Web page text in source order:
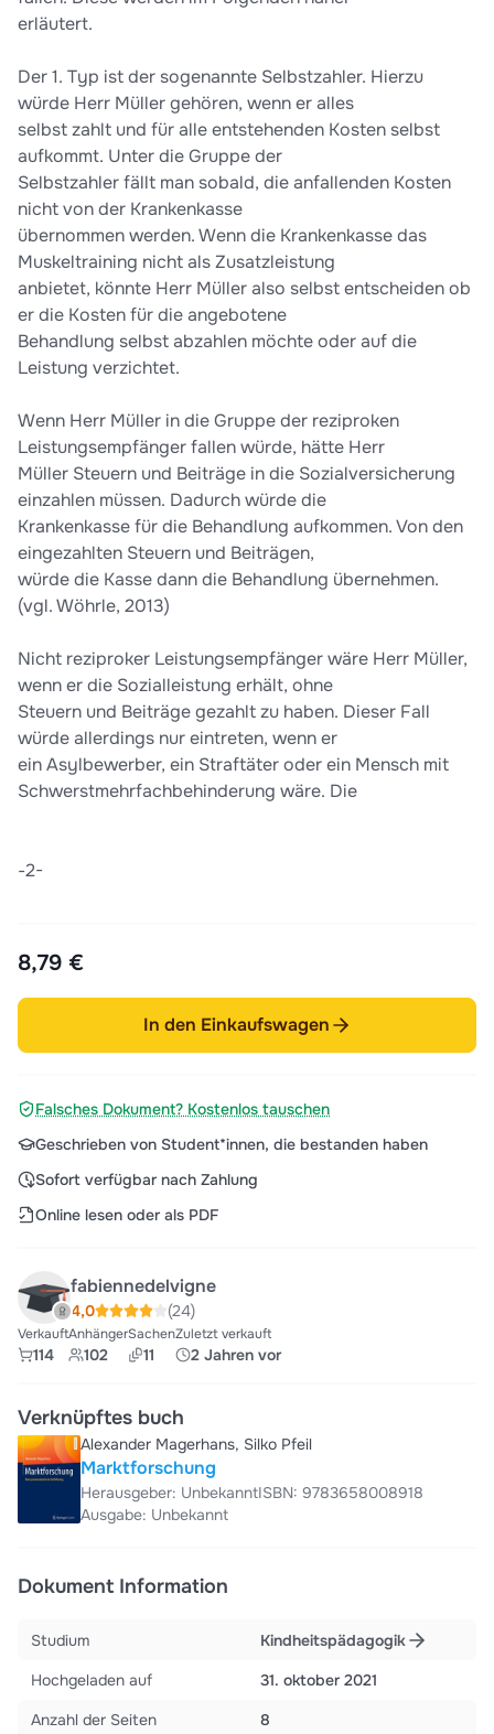
erläutert.
Der 1. Typ ist der sogenannte Selbstzahler. Hierzu
würde Herr Müller gehören, wenn er alles
selbst zahlt und für alle entstehenden Kosten selbst
aufkommt. Unter die Gruppe der
Selbstzahler fällt man sobald, die anfallenden Kosten
nicht von der Krankenkasse
übernommen werden. Wenn die Krankenkasse das
Muskeltraining nicht als Zusatzleistung
anbietet, könnte Herr Müller also selbst entscheiden ob
er die Kosten für die angebotene
Behandlung selbst abzahlen möchte oder auf die
Leistung verzichtet.
Wenn Herr Müller in die Gruppe der reziproken
Leistungsempfänger fallen würde, hätte Herr
Müller Steuern und Beiträge in die Sozialversicherung
einzahlen müssen. Dadurch würde die
Krankenkasse für die Behandlung aufkommen. Von den
eingezahlten Steuern und Beiträgen,
würde die Kasse dann die Behandlung übernehmen.
(vgl. Wöhrle, 2013)
Nicht reziproker Leistungsempfänger wäre Herr Müller,
wenn er die Sozialleistung erhält, ohne
Steuern und Beiträge gezahlt zu haben. Dieser Fall
würde allerdings nur eintreten, wenn er
ein Asylbewerber, ein Straftäter oder ein Mensch mit
Schwerstmehrfachbehinderung wäre. Die
-2-
8,79 €
In den Einkaufswagen
Falsches Dokument? Kostenlos tauschen
Geschrieben von Student*innen, die bestanden haben
Sofort verfügbar nach Zahlung
Online lesen oder als PDF
fabiennedelvigne
4,0 (24)
Verkauft
114
Anhänger
102
Sachen
11
Zuletzt verkauft
2 Jahren vor
Verknüpftes buch
Alexander Magerhans, Silko Pfeil
Marktforschung
Herausgeber: UnbekanntISBN: 9783658008918
Ausgabe: Unbekannt
Dokument Information
Studium
Kindheitspädagogik
Hochgeladen auf
31. oktober 2021
Anzahl der Seiten
8